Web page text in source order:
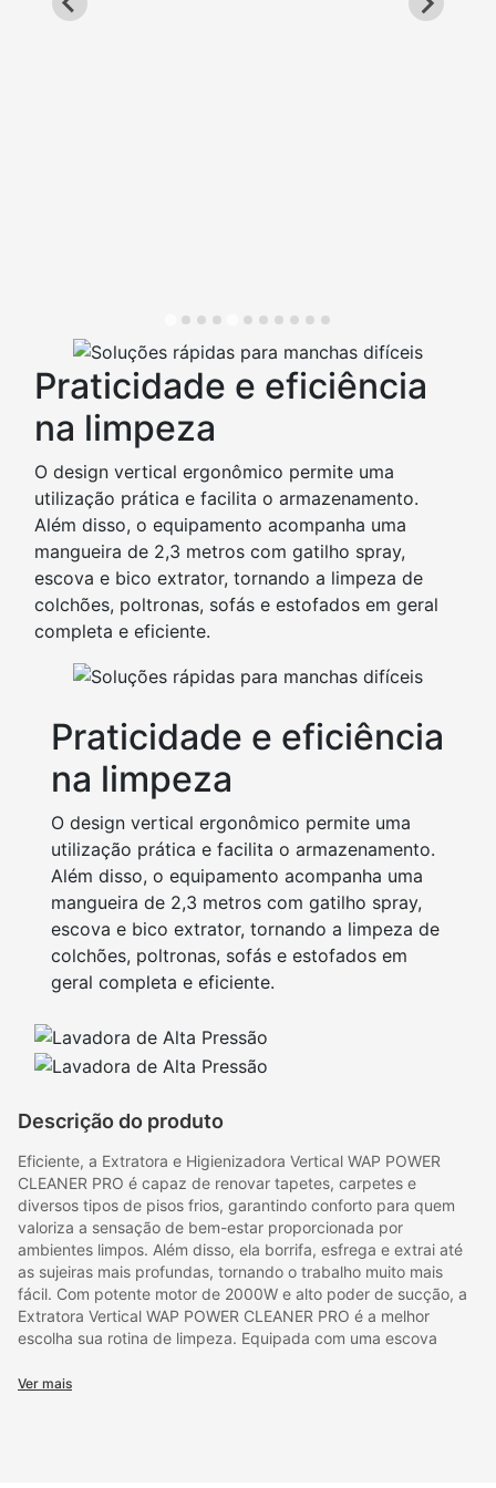
Praticidade e eficiência
na limpeza
O design vertical ergonômico permite uma
utilização prática e facilita o armazenamento.
Além disso, o equipamento acompanha uma
mangueira de 2,3 metros com gatilho spray,
escova e bico extrator, tornando a limpeza de
colchões, poltronas, sofás e estofados em geral
completa e eficiente.
Praticidade e eficiência
na limpeza
O design vertical ergonômico permite uma
utilização prática e facilita o armazenamento.
Além disso, o equipamento acompanha uma
mangueira de 2,3 metros com gatilho spray,
escova e bico extrator, tornando a limpeza de
colchões, poltronas, sofás e estofados em
geral completa e eficiente.
Descrição do produto
Eficiente, a Extratora e Higienizadora Vertical WAP POWER
CLEANER PRO é capaz de renovar tapetes, carpetes e
diversos tipos de pisos frios, garantindo conforto para quem
valoriza a sensação de bem-estar proporcionada por
ambientes limpos. Além disso, ela borrifa, esfrega e extrai até
as sujeiras mais profundas, tornando o trabalho muito mais
fácil. Com potente motor de 2000W e alto poder de sucção, a
Extratora Vertical WAP POWER CLEANER PRO é a melhor
escolha sua rotina de limpeza. Equipada com uma escova
cerâmica, porcelanato, tapetes e carpetes, ela limpa os
Ver mais